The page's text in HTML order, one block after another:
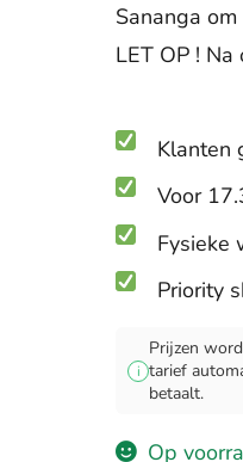
Sananga
LET OP !
Klanten
Voor
Fysieke
Priority
i
Prijzen
tarief
betaalt.
Op